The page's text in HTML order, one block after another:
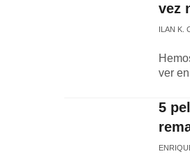
vez
ILAN K.
ver
5